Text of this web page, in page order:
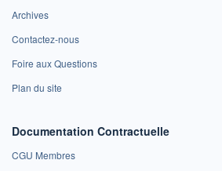
Archives
Contactez-nous
Foire aux Questions
Plan du site
Documentation Contractuelle
CGU Membres